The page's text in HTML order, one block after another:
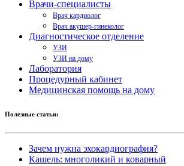
Врачи-специалисты
Врач кардиолог
Врач акушер-гинеколог
Диагностическое отделение
УЗИ
УЗИ на дому
Лаборатория
Процедурный кабинет
Медицинская помощь на дому
Полезные статьи:
Зачем нужна эхокардиография?
Кашель: многоликий и коварный